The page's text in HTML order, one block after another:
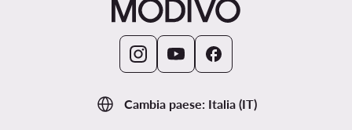
Cambia paese: Italia (IT)